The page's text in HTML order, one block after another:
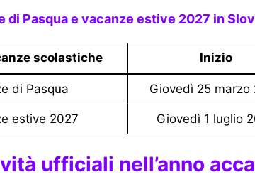
di Pasqua e vacanze estive 2027 in
scolastiche Inizio
di Pasqua Giovedì 25
estive 2027 Giovedì 1 luglio
ufficiali nell’anno